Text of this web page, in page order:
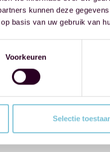
kunnen deze
basis van uw gebruik van
Voorkeuren
Selectie